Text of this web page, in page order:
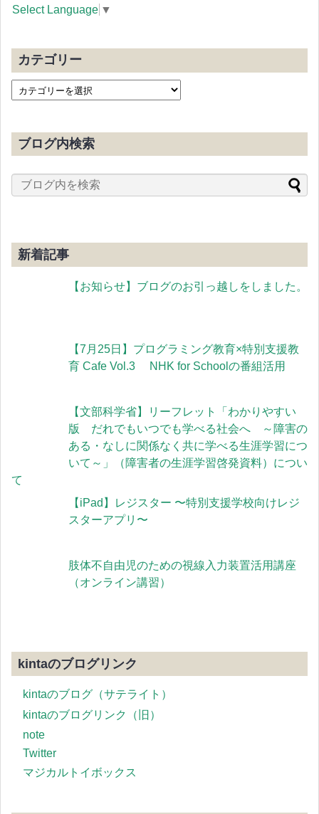
Select Language ▼
カテゴリー
ブログ内検索
新着記事
【お知らせ】ブログのお引っ越しをしました。
【7月25日】プログラミング教育×特別支援教
育 Cafe Vol.3 NHK for Schoolの番組活用
【文部科学省】リーフレット「わかりやすい
版 だれでもいつでも学べる社会へ ～障害の
ある・なしに関係なく共に学べる生涯学習につ
いて～」（障害者の生涯学習啓発資料）につい
て
【iPad】レジスター 〜特別支援学校向けレジ
スターアプリ〜
肢体不自由児のための視線入力装置活用講座
（オンライン講習）
kintaのブログリンク
kintaのブログ（サテライト）
kintaのブログリンク（旧）
note
Twitter
マジカルトイボックス